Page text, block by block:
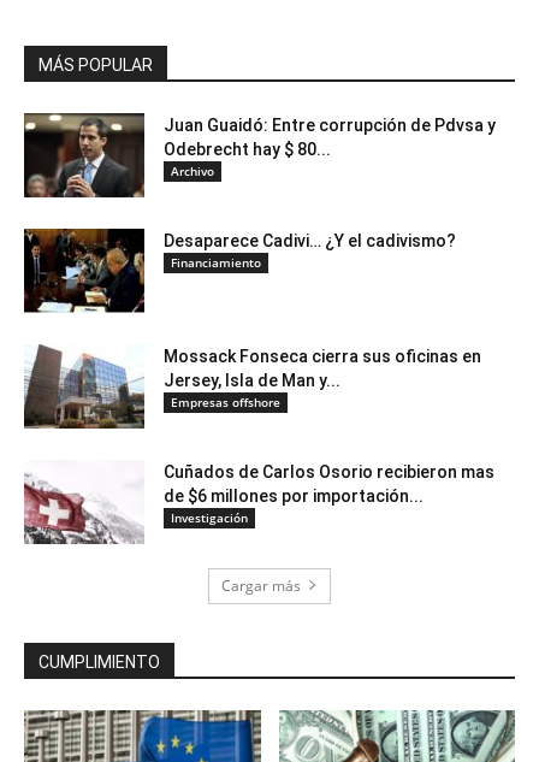
MÁS POPULAR
Juan Guaidó: Entre corrupción de Pdvsa y
Odebrecht hay $ 80...
Archivo
Desaparece Cadivi… ¿Y el cadivismo?
Financiamiento
Mossack Fonseca cierra sus oficinas en
Jersey, Isla de Man y...
Empresas offshore
Cuñados de Carlos Osorio recibieron mas
de $6 millones por importación...
Investigación
Cargar más
CUMPLIMIENTO